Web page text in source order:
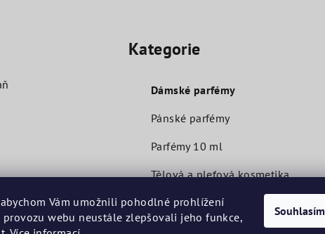
Vám umožnili pohodlné prohlížení
provozu webu neustále zlepšovali jeho funkce,
Souhlasím
Kategorie
Dámské parfémy
Pánské parfémy
Parfémy 10 ml
Tělová a pleťová kosmetika
Další